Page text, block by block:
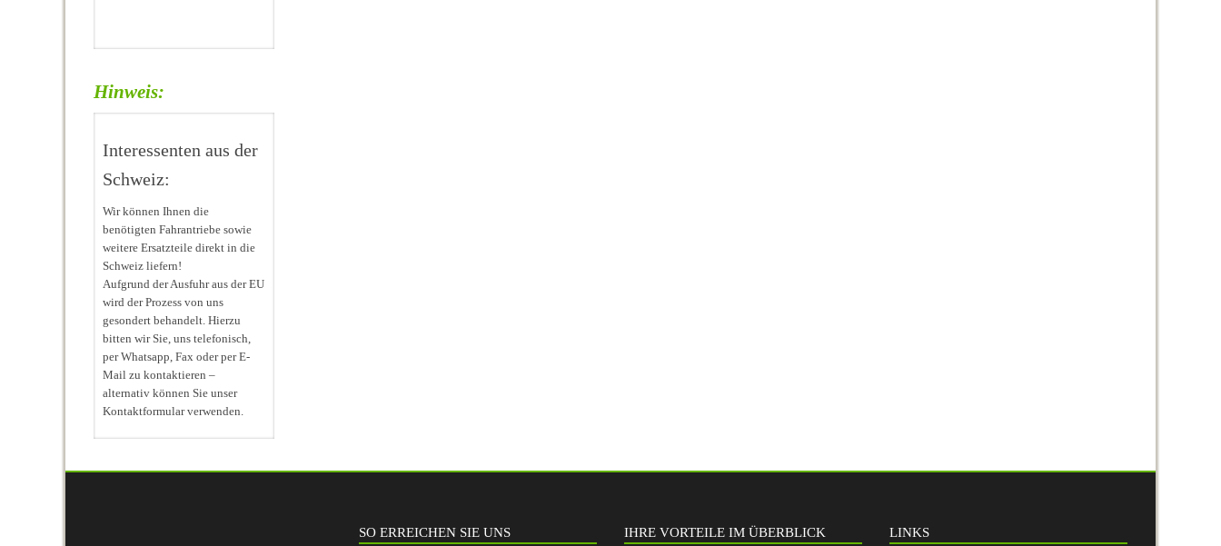
Hinweis:
Interessenten aus der
Schweiz:
Wir können Ihnen die
benötigten Fahrantriebe sowie
weitere Ersatzteile direkt in die
Schweiz liefern!
Aufgrund der Ausfuhr aus der EU
wird der Prozess von uns
gesondert behandelt. Hierzu
bitten wir Sie, uns telefonisch,
per Whatsapp, Fax oder per E-
Mail zu kontaktieren –
alternativ können Sie unser
Kontaktformular verwenden.
SO ERREICHEN SIE UNS IHRE VORTEILE IM ÜBERBLICK LINKS